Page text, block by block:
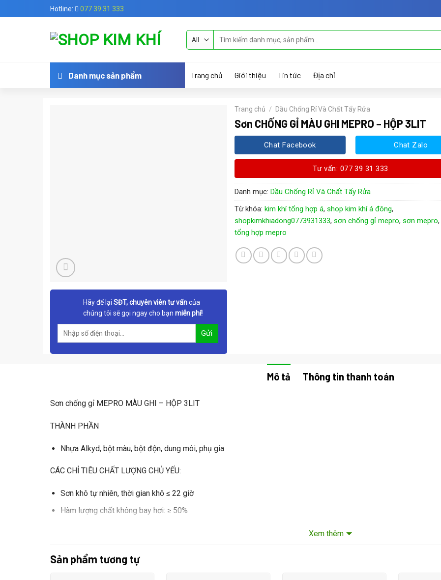
to
Hotline: 077 39 31 333
kiếm:
Danh mục sản phẩm Trang chủ Giới thiệu Tin tức Địa chỉ
Hãy để lại SĐT, chuyên viên tư vấncủa
chúng tôi sẽ gọi ngay cho bạn miễn phí!
Trang chủ / Dầu Chống Rỉ Và Chất Tẩy Rửa
Sơn CHỐNG GỈ MÀU GHI MEPRO – HỘP 3LIT
Chat Facebook Chat Zalo
Tư vấn: 077 39 31 333
Danh mục: Dầu Chống Rỉ Và Chất Tẩy Rửa
Từ khóa: kim khí tổng hợp á, shop kim khí á đông,
shopkimkhiadong0773931333, sơn chống gỉ mepro, sơn mepro,
tổng hợp mepro
Mô tả Thông tin thanh toán
Sơn chống gỉ MEPRO MÀU GHI – HỘP 3LIT
THÀNH PHẦN
Nhựa Alkyd, bột màu, bột độn, dung môi, phụ gia
CÁC CHỈ TIÊU CHẤT LƯỢNG CHỦ YẾU:
Sơn khô tự nhiên, thời gian khô ≤ 22 giờ
Hàm lượng chất không bay hơi: ≥ 50%
Xem thêm
Sản phẩm tương tự